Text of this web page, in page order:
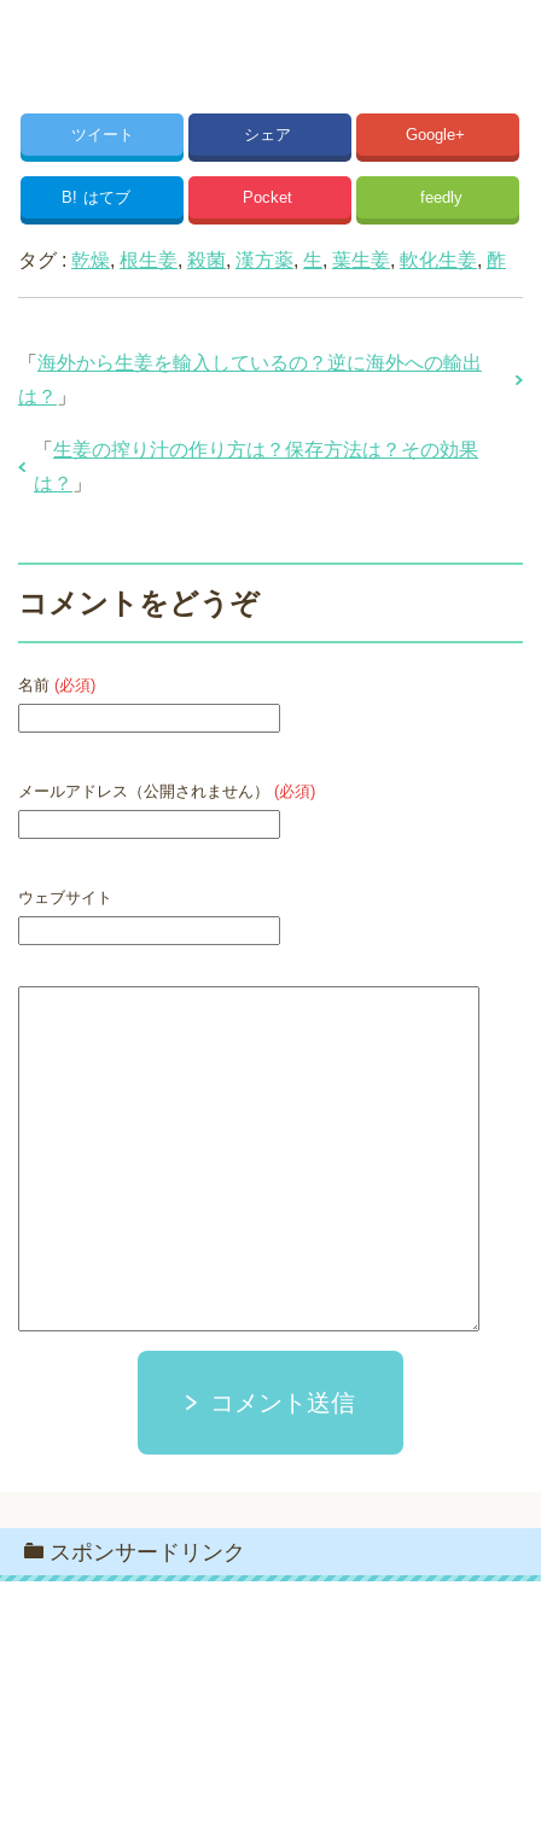
ツイート シェア Google+
B! はてブ Pocket feedly
タグ : 乾燥, 根生姜, 殺菌, 漢方薬, 生, 葉生姜, 軟化生姜, 酢
「 海外から生姜を輸入しているの？逆に海外への輸出
は？ 」
「 生姜の搾り汁の作り方は？保存方法は？その効果
は？ 」
コメントをどうぞ
名前 (必須)
メールアドレス（公開されません） (必須)
ウェブサイト
コメント送信
スポンサードリンク